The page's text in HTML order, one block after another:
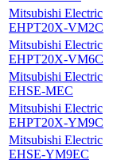
Mitsubishi Electric
EHPT20X-VM2C
Mitsubishi Electric
EHPT20X-VM6C
Mitsubishi Electric
EHSE-MEC
Mitsubishi Electric
EHPT20X-YM9C
Mitsubishi Electric
EHSE-YM9EC